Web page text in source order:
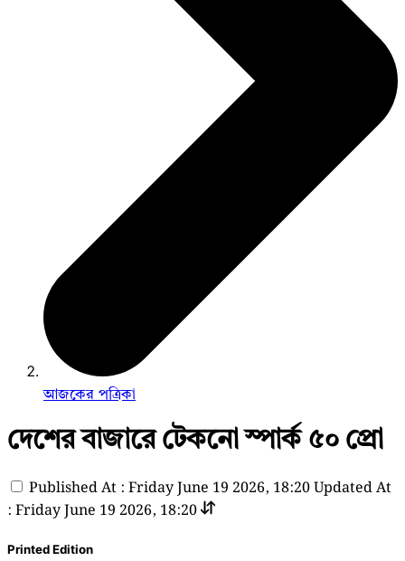
আজকের পত্রিকা
দেশের বাজারে টেকনো স্পার্ক ৫০ প্রো
Published At : Friday June 19 2026, 18:20Updated At
: Friday June 19 2026, 18:20
Printed Edition